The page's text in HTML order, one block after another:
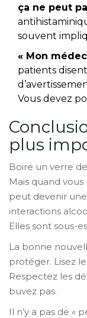
ça ne peut
souvent
« Mon
patients
Vous devez
plus
Boire un verre
Mais quand
peut devenir
interactions
Elles sont sous-
La bonne
protéger. Lisez
Respectez les
buvez pas.
Il n’y a pas de «